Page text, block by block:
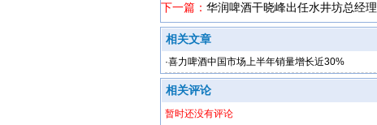
下一篇： 华润啤酒干晓峰出任水井坊总经理
相关文章
·喜力啤酒中国市场上半年销量增长近30%
相关评论
暂时还没有评论